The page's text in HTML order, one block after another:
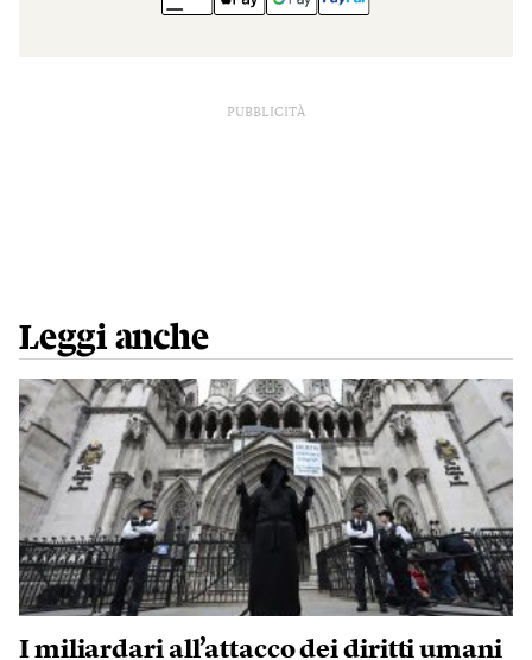
PUBBLICITÀ
Leggi anche
I miliardari all’attacco dei diritti umani